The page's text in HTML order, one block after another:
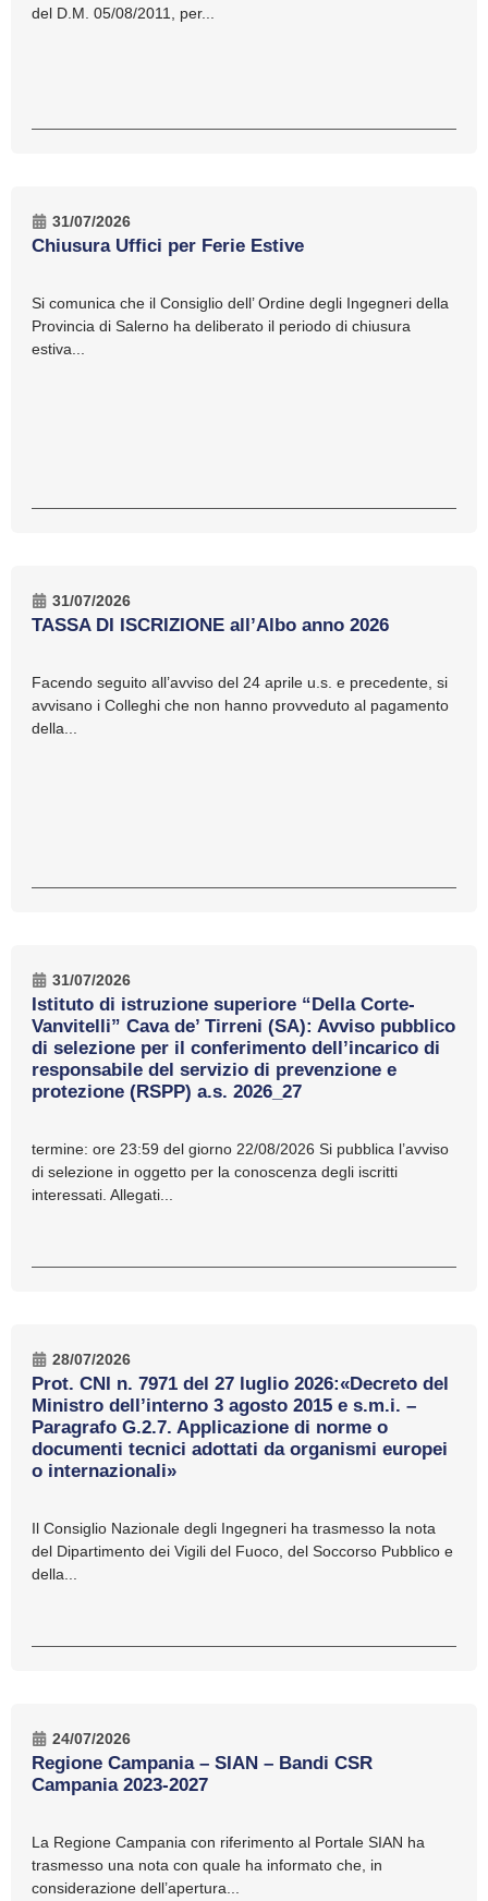
del D.M. 05/08/2011, per...
31/07/2026
Chiusura Uffici per Ferie Estive
Si comunica che il Consiglio dell’ Ordine degli Ingegneri della
Provincia di Salerno ha deliberato il periodo di chiusura
estiva...
31/07/2026
TASSA DI ISCRIZIONE all’Albo anno 2026
Facendo seguito all’avviso del 24 aprile u.s. e precedente, si
avvisano i Colleghi che non hanno provveduto al pagamento
della...
31/07/2026
Istituto di istruzione superiore “Della Corte-
Vanvitelli” Cava de’ Tirreni (SA): Avviso pubblico
di selezione per il conferimento dell’incarico di
responsabile del servizio di prevenzione e
protezione (RSPP) a.s. 2026_27
termine: ore 23:59 del giorno 22/08/2026 Si pubblica l’avviso
di selezione in oggetto per la conoscenza degli iscritti
interessati. Allegati...
28/07/2026
Prot. CNI n. 7971 del 27 luglio 2026:«Decreto del
Ministro dell’interno 3 agosto 2015 e s.m.i. –
Paragrafo G.2.7. Applicazione di norme o
documenti tecnici adottati da organismi europei
o internazionali»
Il Consiglio Nazionale degli Ingegneri ha trasmesso la nota
del Dipartimento dei Vigili del Fuoco, del Soccorso Pubblico e
della...
24/07/2026
Regione Campania – SIAN – Bandi CSR
Campania 2023-2027
La Regione Campania con riferimento al Portale SIAN ha
trasmesso una nota con quale ha informato che, in
considerazione dell’apertura...